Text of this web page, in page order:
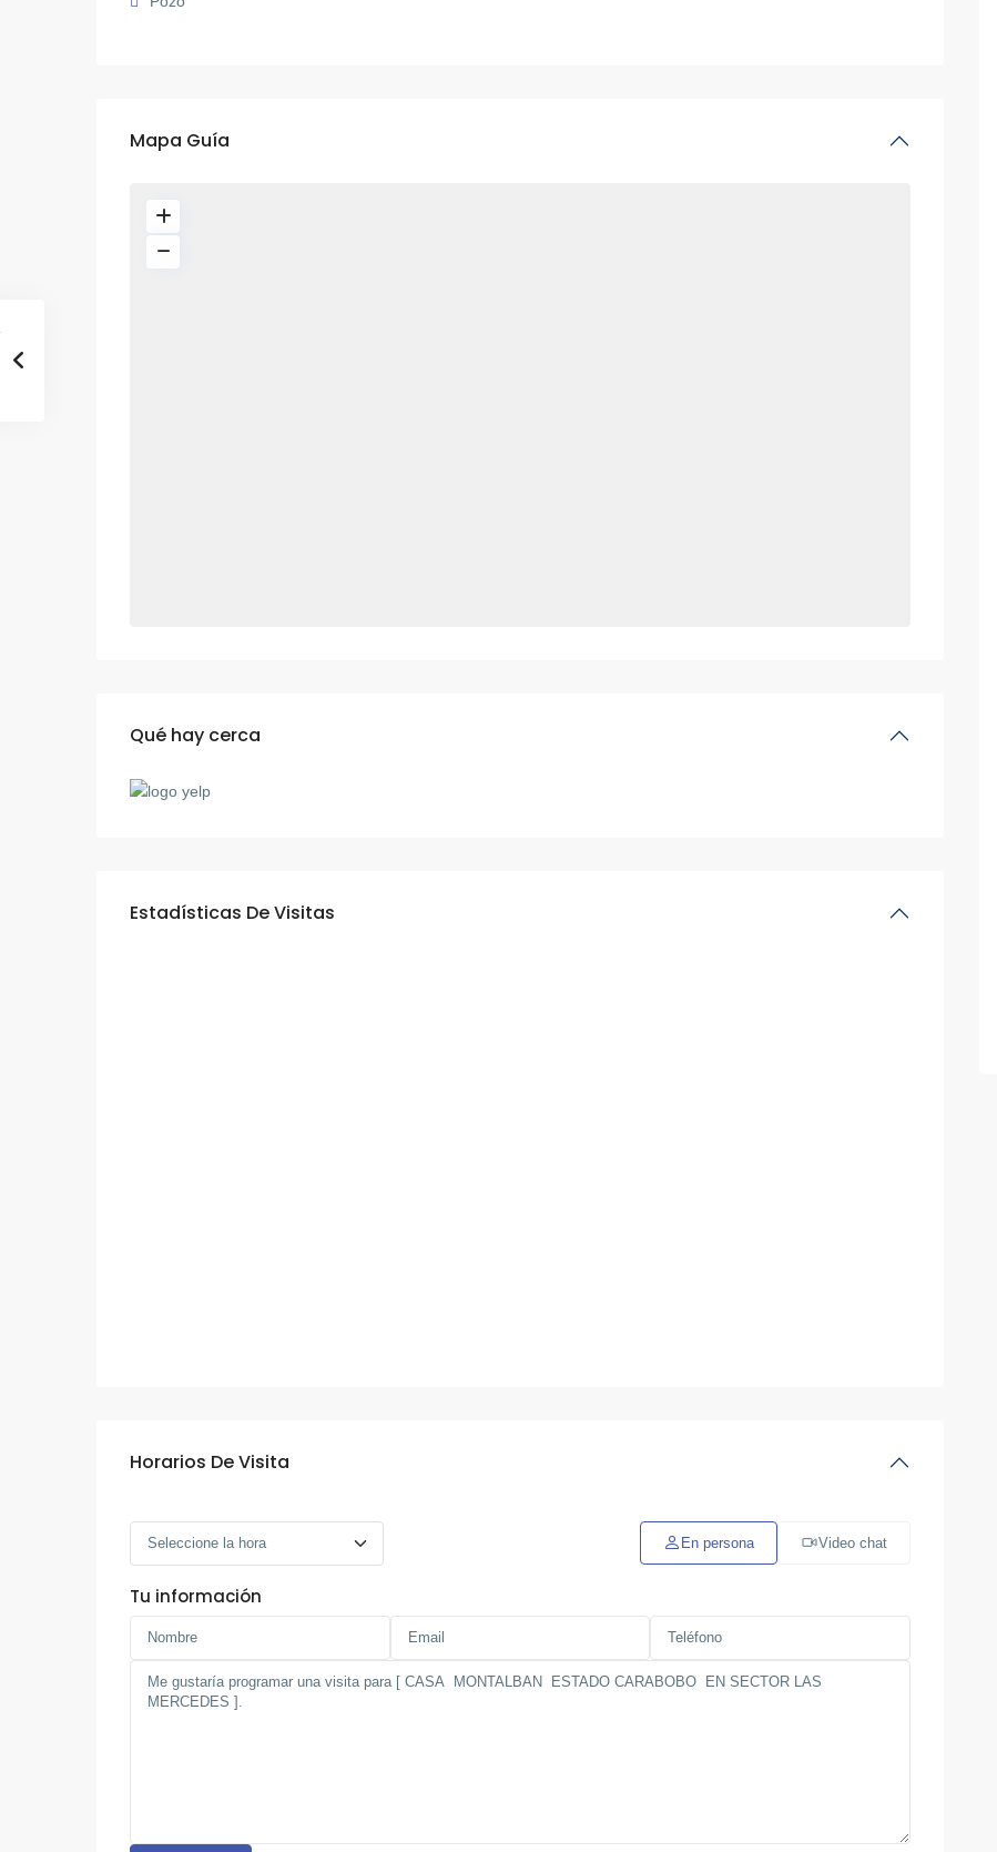
Mapa Guía
Qué hay cerca
Estadísticas De Visitas
Horarios De Visita
En persona Video chat
Tu información